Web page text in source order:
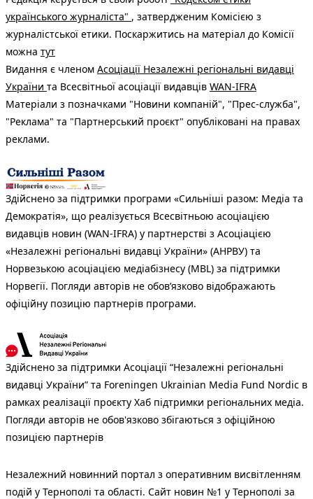
українського журналіста" , затвердженим Комісією з
журналістської етики. Поскаржитись на матеріал до Комісії
можна тут
Видання є членом Асоціації Незалежні регіональні видавці
України та Всесвітньої асоціації видавців WAN-IFRA
Матеріали з позначками "Новини компаній", "Прес-служба",
"Реклама" та "Партнерський проєкт" опубліковані на правах
реклами.
Здійснено за підтримки програми «Сильніші разом: Медіа та
Демократія», що реалізується Всесвітньою асоціацією
видавців новин (WAN-IFRA) у партнерстві з Асоціацією
«Незалежні регіональні видавці України» (АНРВУ) та
Норвезькою асоціацією медіабізнесу (MBL) за підтримки
Норвегії. Погляди авторів не обов’язково відображають
офіційну позицію партнерів програми.
Здійснено за підтримки Асоціації “Незалежні регіональні
видавці України” та Foreningen Ukrainian Media Fund Nordic в
рамках реалізації проєкту Хаб підтримки регіональних медіа.
Погляди авторів не обов'язково збігаються з офіційною
позицією партнерів
Незалежний новинний портал з оперативним висвітленням
подій у Тернополі та області. Сайт новин №1 у Тернополі за